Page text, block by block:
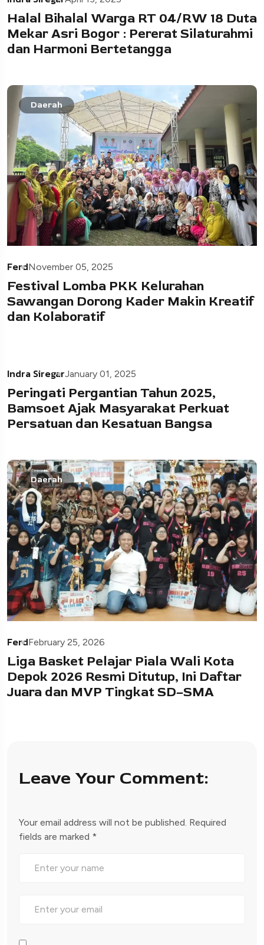
Halal Bihalal Warga RT 04/RW 18 Duta
Mekar Asri Bogor : Pererat Silaturahmi
dan Harmoni Bertetangga
Daerah
FerdNovember 05, 2025
Festival Lomba PKK Kelurahan
Sawangan Dorong Kader Makin Kreatif
dan Kolaboratif
Indra SiregarJanuary 01, 2025
Peringati Pergantian Tahun 2025,
Bamsoet Ajak Masyarakat Perkuat
Persatuan dan Kesatuan Bangsa
Daerah
FerdFebruary 25, 2026
Liga Basket Pelajar Piala Wali Kota
Depok 2026 Resmi Ditutup, Ini Daftar
Juara dan MVP Tingkat SD–SMA
Leave Your Comment:
Your email address will not be published. Required
fields are marked *